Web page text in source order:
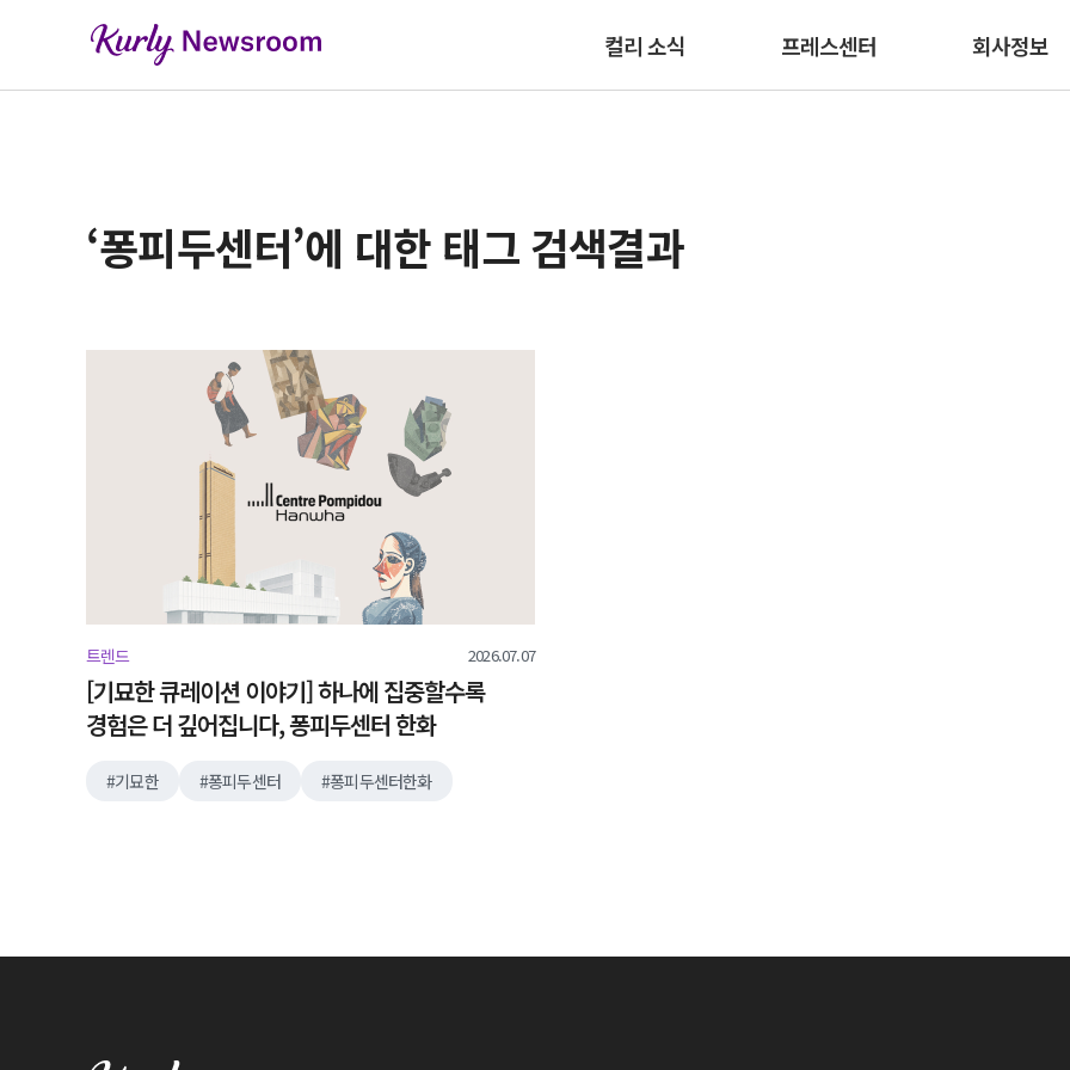
컬리 소식 프레스센터 회사정보
‘퐁피두센터’에 대한 태그 검색결과
트렌드 2026.07.07
[기묘한 큐레이션 이야기] 하나에 집중할수록
경험은 더 깊어집니다, 퐁피두센터 한화
기묘한 퐁피두센터 퐁피두센터한화